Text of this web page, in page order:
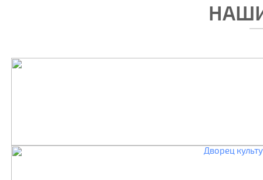
Дворец